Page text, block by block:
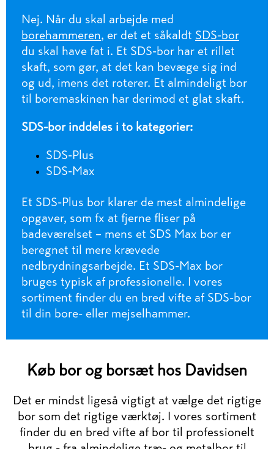
Nej. Når du skal arbejde med
borehammeren, er det et såkaldt SDS-bor
du skal have fat i. Et SDS-bor har et rillet
skaft, som gør, at det kan bevæge sig ind
og ud, imens det roterer. Et almindeligt bor
til boremaskinen har derimod et glat skaft.
SDS-bor inddeles i to kategorier:
SDS-Plus
SDS-Max
Et SDS-Plus bor klarer de mest almindelige
opgaver, som fx at fjerne fliser på
badeværelset – mens et SDS Max bor er
beregnet til mere krævede
nedbrydningsarbejde. Et SDS-Max bor
bruges typisk af professionelle. I vores
sortiment finder du en bred vifte af SDS-bor
til din bore- eller mejselhammer.
Køb bor og borsæt hos Davidsen
Det er mindst ligeså vigtigt at vælge det rigtige
bor som det rigtige værktøj. I vores sortiment
finder du en bred vifte af bor til professionelt